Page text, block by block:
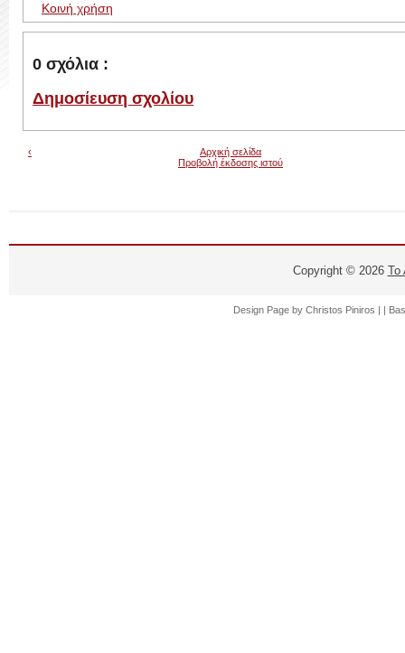
Κοινή χρήση
0 σχόλια :
Δημοσίευση σχολίου
‹
Αρχική σελίδα
Προβολή έκδοσης ιστού
Copyright © 2026 Το
Design Page by Christos Piniros | |